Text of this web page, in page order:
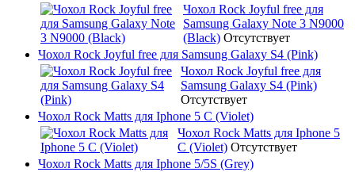
Чохол Rock Joyful free для
Samsung Galaxy Note 3 N9000
(Black) Отсутствует
Чохол Rock Joyful free для Samsung Galaxy S4 (Pink)
Чохол Rock Joyful free для
Samsung Galaxy S4 (Pink)
Отсутствует
Чохол Rock Matts для Iphone 5 C (Violet)
Чохол Rock Matts для Iphone 5
C (Violet) Отсутствует
Чохол Rock Matts для Iphone 5/5S (Grey)